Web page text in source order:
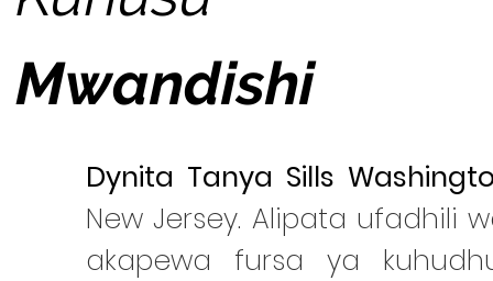
Dynita Tanya Sills
New Jersey. Alipata ufadhili
akapewa fursa ya
Mwandishi